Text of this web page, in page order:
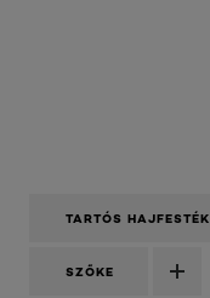
TARTÓS HAJFESTÉK
SZŐKE